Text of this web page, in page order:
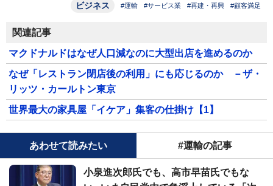
ビジネス #運輸 #サービス業 #再建・再興 #顧客満足
関連記事
マクドナルドはなぜ人口減なのに大型出店を進めるのか
なぜ「レストラン閉店後の利用」にも応じるのか －ザ・
リッツ・カールトン東京
世界最大の家具屋「イケア」集客の仕掛け【1】
あわせて読みたい #運輸の記事
小泉進次郎氏でも、高市早苗氏でもな